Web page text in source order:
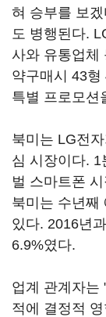
혀 승부를 보
도 병행된다.
사와 유통업체
약구매시 43
특별 프로모션
북미는 LG전
심 시장이다.
벌 스마트폰
북미는 수년째
있다. 2016년
6.9%였다.
업계 관계자는
적에 결정적